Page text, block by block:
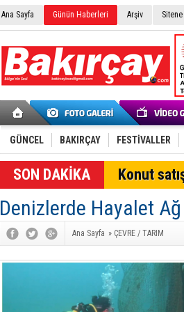
Ana Sayfa Günün Haberleri Arşiv
GÜNCEL BAKIRÇAY FESTİVALLER
SON DAKİKA Konut
Denizlerde Hayalet
Ana Sayfa » ÇEVRE / TARIM